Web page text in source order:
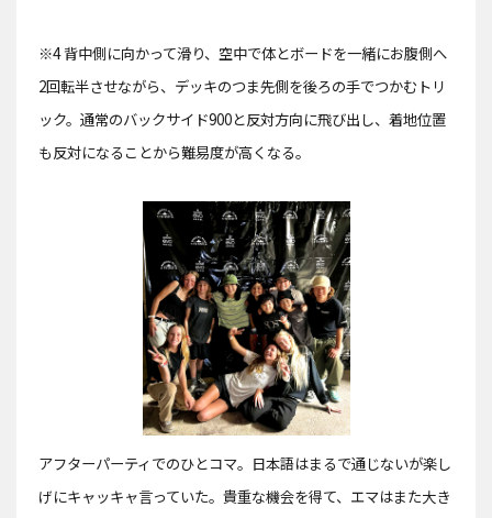
※4 背中側に向かって滑り、空中で体とボードを一緒にお腹側へ
2回転半させながら、デッキのつま先側を後ろの手でつかむトリ
ック。通常のバックサイド900と反対方向に飛び出し、着地位置
も反対になることから難易度が高くなる。
アフターパーティでのひとコマ。日本語はまるで通じないが楽し
げにキャッキャ言っていた。貴重な機会を得て、エマはまた大き